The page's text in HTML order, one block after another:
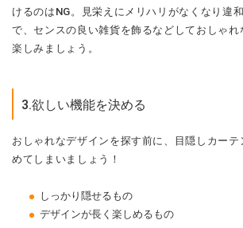
けるのはNG。見栄えにメリハリがなくなり違
で、センスの良い雑貨を飾るなどしておしゃれ
楽しみましょう。
3.欲しい機能を決める
おしゃれなデザインを探す前に、目隠しカー
めてしまいましょう！
しっかり隠せるもの
デザインが長く楽しめるもの